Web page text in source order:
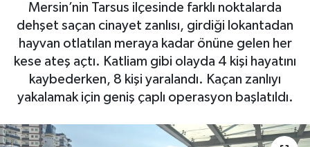
Mersin’nin Tarsus ilçesinde farklı noktalarda
dehşet saçan cinayet zanlısı, girdiği lokantadan
hayvan otlatılan meraya kadar önüne gelen her
kese ateş açtı. Katliam gibi olayda 4 kişi hayatını
kaybederken, 8 kişi yaralandı. Kaçan zanlıyı
yakalamak için geniş çaplı operasyon başlatıldı.